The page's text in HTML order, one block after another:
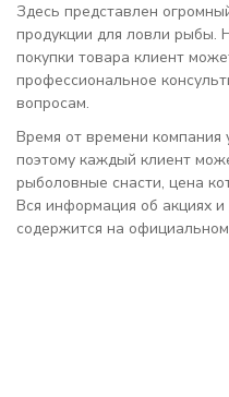
Здесь представлен
продукции для ловли рыбы.
покупки товара клиент
профессиональное
вопросам.
Время от времени компания
поэтому каждый клиент
рыболовные снасти, цена
Вся информация об акциях
содержится на